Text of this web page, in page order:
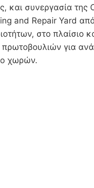
και συνεργασία της
and Repair Yard
στο πλαίσιο
πρωτοβουλιών για
χωρών.